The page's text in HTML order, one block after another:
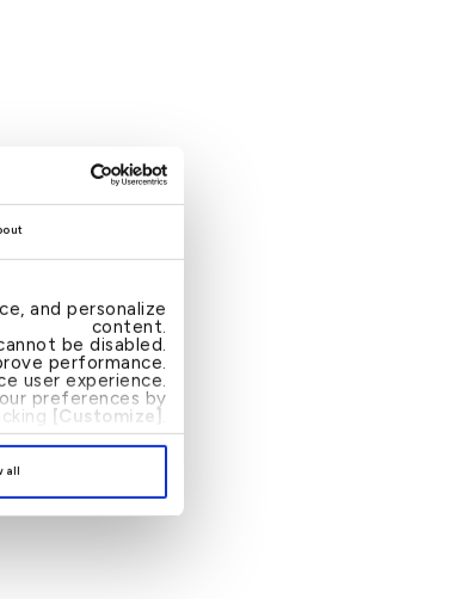
and personalize
content.
be disabled.
performance.
user experience.
preferences by
[Customize]
all